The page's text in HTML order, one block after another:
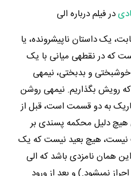
در فیلم درباره الی
یک داستان ناپیش­­رونده، یا
که در نقطه­ی میانی با یک
و بدبختی، نیمه­ی
رویش بگذاریم. نیمه­ی روشن
به دو قسمت است، قبل از
هیچ دلیل محکمه پسندی بر
نیست، هیچ بعید نیست که یک
همان نامزدی باشد که الی